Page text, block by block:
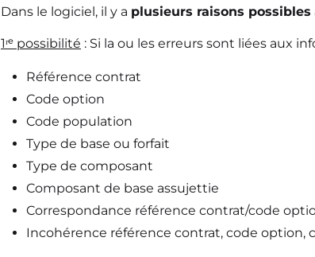
Dans le logiciel, il y a plusieurs raisons possibles
1ʳᵉ possibilité : Si la ou les erreurs sont liées aux
Référence contrat
Code option
Code population
Type de base ou forfait
Type de composant
Composant de base assujettie
Correspondance référence contrat/code
Incohérence référence contrat, code option,